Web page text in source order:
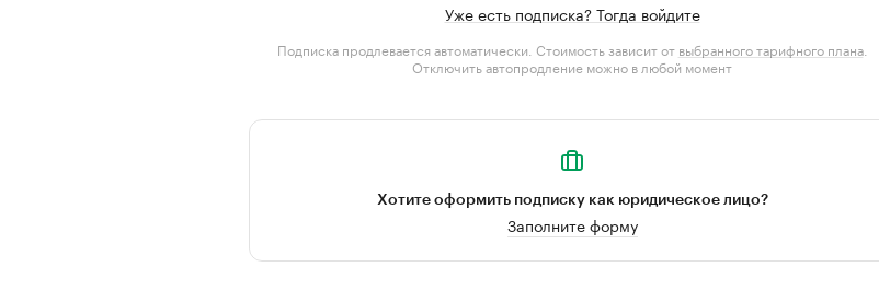
Уже есть подписка? Тогда войдите
Подписка продлевается автоматически. Стоимость зависит от выбранного тарифного плана.
Отключить автопродление можно в любой момент
Хотите оформить подписку как юридическое лицо?
Заполните форму